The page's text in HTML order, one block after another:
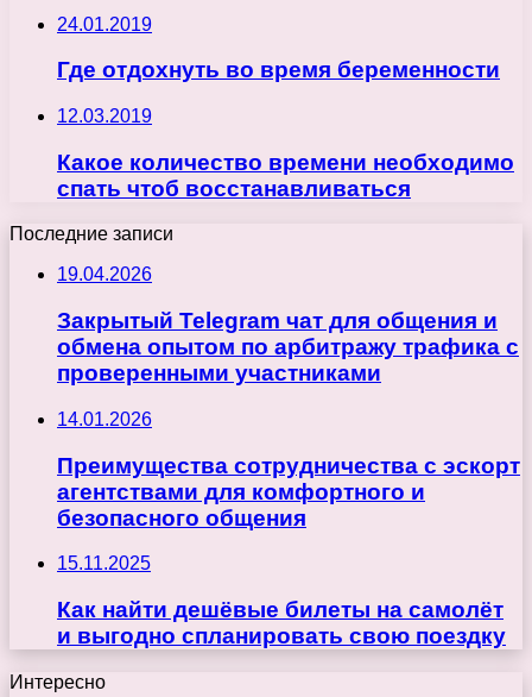
24.01.2019
Где отдохнуть во время беременности
12.03.2019
Какое количество времени необходимо
спать чтоб восстанавливаться
Последние записи
19.04.2026
Закрытый Telegram чат для общения и
обмена опытом по арбитражу трафика с
проверенными участниками
14.01.2026
Преимущества сотрудничества с эскорт
агентствами для комфортного и
безопасного общения
15.11.2025
Как найти дешёвые билеты на самолёт
и выгодно спланировать свою поездку
Интересно